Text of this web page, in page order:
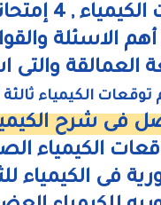
هامة جدا للدكتور محمد رزق
أهم الاسئلة
والتى اشرف
الكيمياء ثالثة
فى شرح
الكيمياء
فى الكيمياء